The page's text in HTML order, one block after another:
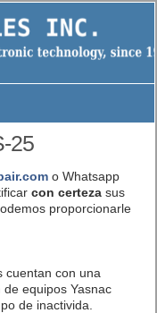
25
o Whatsapp
con certezasus
proporcionarle
cuentan con una
equipos Yasnac
de inactivida.